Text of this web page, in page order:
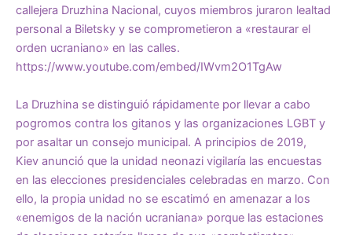
callejera Druzhina Nacional, cuyos miembros juraron lealtad
personal a Biletsky y se comprometieron a «restaurar el
orden ucraniano» en las calles.
https://www.youtube.com/embed/IWvm2O1TgAw
La Druzhina se distinguió rápidamente por llevar a cabo
pogromos contra los gitanos y las organizaciones LGBT y
por asaltar un consejo municipal. A principios de 2019,
Kiev anunció que la unidad neonazi vigilaría las encuestas
en las elecciones presidenciales celebradas en marzo. Con
ello, la propia unidad no se escatimó en amenazar a los
«enemigos de la nación ucraniana» porque las estaciones